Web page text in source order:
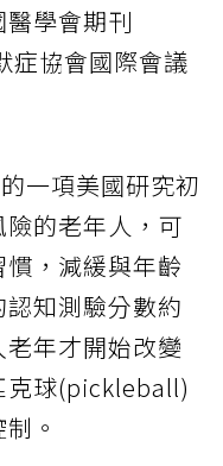
學會期刊
症協會國際會議
一項美國研究初
險的老年人，可
，減緩與年齡
知測驗分數約
年才開始改變
克球(pickleball)
。